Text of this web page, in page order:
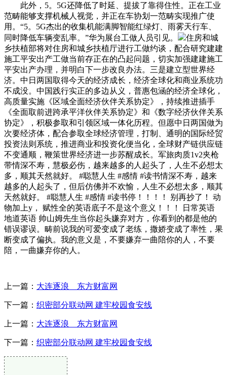
此外，5。5G还降低了时延、提拔了靠得住性。正在工业
范畴能够支撑机械人视觉，并正在车协划一范畴实现推广使
用。“5。5G杰出的收集机能满脚智能红绿灯、雨雾天行车、
同时降低车辆变乱率。”华为展台工做人员引见。
住房和城
乡扶植部将对住房和城乡扶植厅进行工做约谈，配合研究建建
施工平安出产工做当前存正在的凸起问题，切实加强建建施工
平安出产办理，并明白下一步改良办法。三是建立型世界经
济。中日两国取得今天的经济成长，经济全球化和商业系统功
不成没。中国践行实正的多边从义，普惠包涵的经济全球化，
高质量实施《区域全面经济伙伴关系协定》，持续推进插手
《全面取前进跨承平洋伙伴关系协定》和《数字经济伙伴关系
协定》，积极参取和引领区域一体化历程。但愿中日两国做为
次要经济体，配合参取全球经济管理，打制、通明的国际经贸
投资法则系统，推进商业和投资化便当化，全球财产链供应链
不变通顺，鞭策世界经济进一步苏醒成长。军旅肉质1v2夹枪
带情深不寿，慧极必伤，越来越多的人起头了，人生不必想太
多，顺其天然就好。 #聪慧人生 #感情 #读书情深不寿，越来
越多的人起头了，但后仿佛并不欢愉，人生不必想太多，顺其
天然就好。 #聪慧人生 #感情 #读书停！！！！ 别再抄了！ 动
物加上y， 赋性全的英语底子不是这个意义！！！ 日常英语
地道英语 帅山姆先生当你起头嫌弃对方，你看到的都是他的
错误谬误。畴前说我的可爱变成了老练，撒娇变成了率性，果
断变成了偏执。我的意义是，不要嫌弃一曲陪你的人，不要
陪，一曲嫌弃你的人。
上一篇： 大连逐浪 _ 东方财富网
下一篇： 织密部分联动网 建牢校园食安线
上一篇： 大连逐浪 _ 东方财富网
下一篇： 织密部分联动网 建牢校园食安线